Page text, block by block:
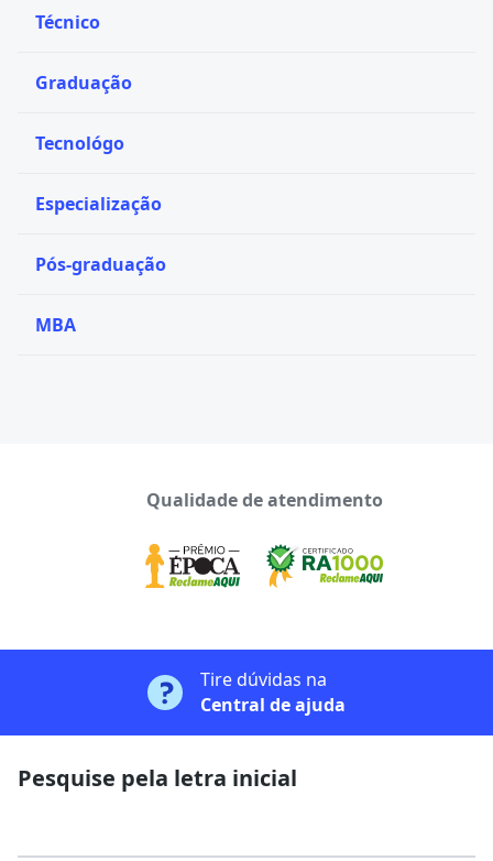
Técnico
Graduação
Tecnológo
Especialização
Pós-graduação
MBA
Qualidade de atendimento
Tire dúvidas na
Central de ajuda
Pesquise pela letra inicial